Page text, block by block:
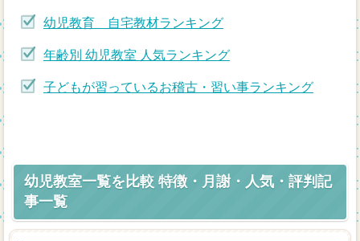
幼児教育 自宅教材ランキング
年齢別 幼児教室 人気ランキング
子どもが習っているお稽古・習い事ランキング
幼児教室一覧を比較 特徴・月謝・人気・評判記
事一覧